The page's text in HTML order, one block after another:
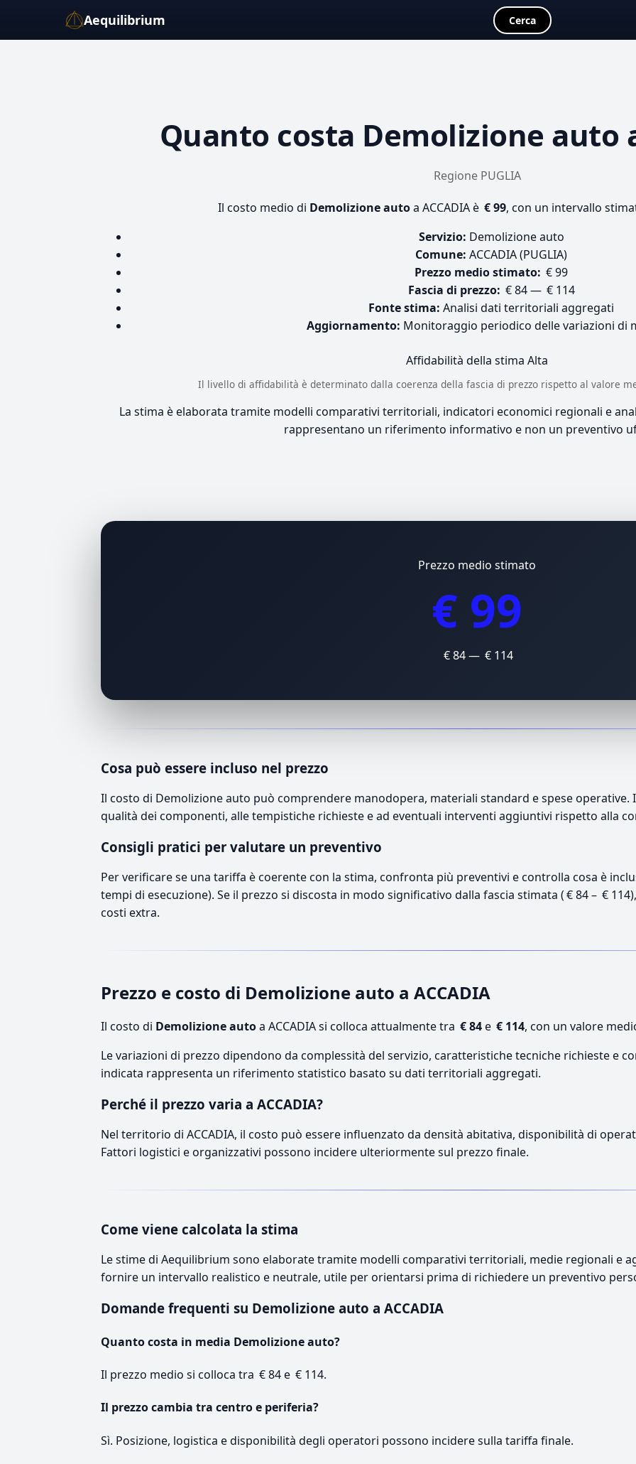
Aequilibrium Cerca
Quanto costa Demolizione auto
Regione PUGLIA
Il costo medio di Demolizione autoa ACCADIA è € 99, con un intervallo
Servizio: Demolizione auto
Comune: ACCADIA (PUGLIA)
Prezzo medio stimato: € 99
Fascia di prezzo: € 84 — € 114
Fonte stima: Analisi dati territoriali aggregati
Aggiornamento: Monitoraggio periodico delle variazioni di
Affidabilità della stima Alta
Il livello di affidabilità è determinato dalla coerenza della fascia di prezzo rispetto al valore
La stima è elaborata tramite modelli comparativi territoriali, indicatori economici regionali e
rappresentano un riferimento informativo e non un preventivo
Prezzo medio stimato
€ 99
€ 84 — € 114
Cosa può essere incluso nel prezzo
Il costo di Demolizione auto può comprendere manodopera, materiali standard e spese operative.
qualità dei componenti, alle tempistiche richieste e ad eventuali interventi aggiuntivi rispetto alla
Consigli pratici per valutare un preventivo
Per verificare se una tariffa è coerente con la stima, confronta più preventivi e controlla cosa è
tempi di esecuzione). Se il prezzo si discosta in modo significativo dalla fascia stimata ( € 84 – €
costi extra.
Prezzo e costo di Demolizione auto a ACCADIA
Il costo di Demolizione autoa ACCADIA si colloca attualmente tra € 84e € 114, con un valore
Le variazioni di prezzo dipendono da complessità del servizio, caratteristiche tecniche richieste e
indicata rappresenta un riferimento statistico basato su dati territoriali aggregati.
Perché il prezzo varia a ACCADIA?
Nel territorio di ACCADIA, il costo può essere influenzato da densità abitativa, disponibilità di
Fattori logistici e organizzativi possono incidere ulteriormente sul prezzo finale.
Come viene calcolata la stima
Le stime di Aequilibrium sono elaborate tramite modelli comparativi territoriali, medie regionali e
fornire un intervallo realistico e neutrale, utile per orientarsi prima di richiedere un preventivo
Domande frequenti su Demolizione auto a ACCADIA
Quanto costa in media Demolizione auto?
Il prezzo medio si colloca tra € 84 e € 114.
Il prezzo cambia tra centro e periferia?
Sì. Posizione, logistica e disponibilità degli operatori possono incidere sulla tariffa finale.